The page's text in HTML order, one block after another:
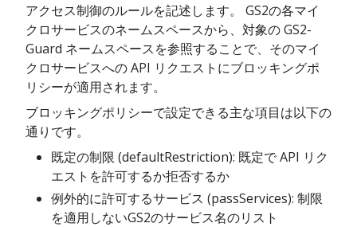
アクセス制御のルールを記述します。 GS2の各マイ
クロサービスのネームスペースから、対象の GS2-
Guard ネームスペースを参照することで、そのマイ
クロサービスへの API リクエストにブロッキングポ
リシーが適用されます。
ブロッキングポリシーで設定できる主な項目は以下の
通りです。
既定の制限 (defaultRestriction): 既定で API リク
エストを許可するか拒否するか
例外的に許可するサービス (passServices): 制限
を適用しないGS2のサービス名のリスト